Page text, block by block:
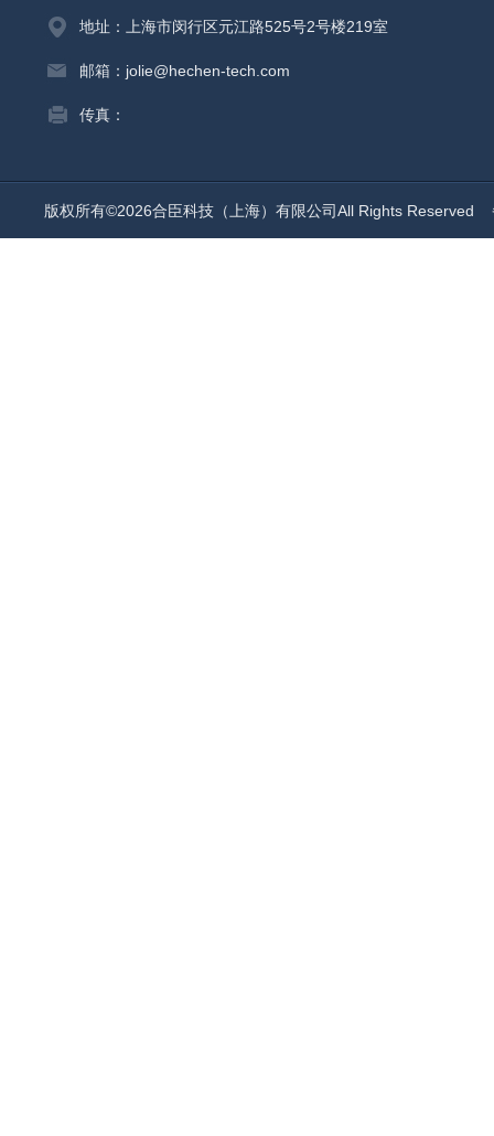
地址：上海市闵行区元江路525号2号楼219室
邮箱：jolie@hechen-tech.com
传真：
版权所有©2026合臣科技（上海）有限公司All Rights Reserved